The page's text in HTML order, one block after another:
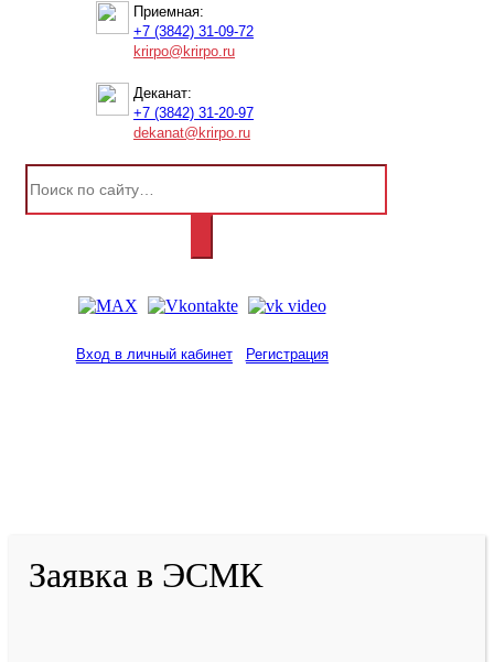
Приемная:
+7 (3842) 31-09-72
krirpo@krirpo.ru
Деканат:
+7 (3842) 31-20-97
dekanat@krirpo.ru
Вход в личный кабинет Регистрация
Заявка в ЭСМК